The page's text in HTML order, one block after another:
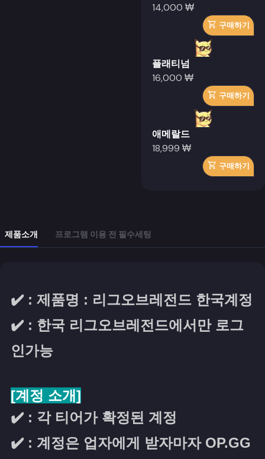
14,000 ₩
구매하기
플래티넘
16,000 ₩
구매하기
애메랄드
18,999 ₩
구매하기
제품소개 프로그램 이용 전 필수세팅
✔️ : 제품명 : 리그오브레전드 한국계정
✔️ : 한국 리그오브레전드에서만 로그
인가능
[계정 소개]
✔️ : 각 티어가 확정된 계정
✔️ : 계정은 업자에게 받자마자 OP.GG